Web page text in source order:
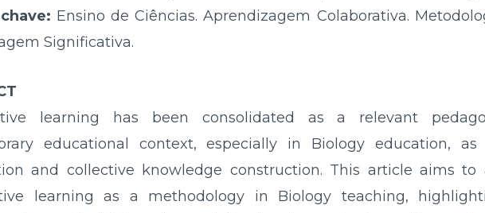
Ensino de Ciências. Aprendizagem Colaborativa.
Significativa.
learning has been consolidated as a relevant
educational context, especially in Biology education,
and collective knowledge construction. This article aims
learning as a methodology in Biology teaching,